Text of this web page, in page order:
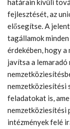
határain kívüli
fejlesztését, az
elősegítse. A
tagállamok
érdekében, hogy
javítsa a
nemzetköziesítési
feladatokat is,
nemzetköziesítési
intézmények felé